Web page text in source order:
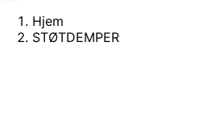
Hjem
STØTDEMPER